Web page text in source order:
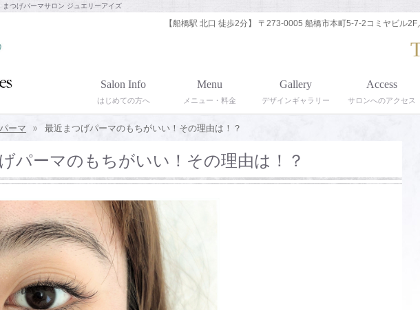
まつげパーマサロン ジュエリーアイズ
【船橋駅 北口 徒歩2分】 〒273-0005 船橋市本町5-7-2コミヤビル
Salon Info
はじめての方へ
Menu
メニュー・料金
Gallery
デザインギャラリー
Access
サロンへのアクセス
ーマ 最近まつげパーマのもちがいい！その理由は！？
パーマのもちがいい！その理由は！？